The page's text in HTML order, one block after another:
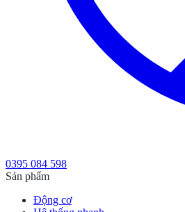
0395 084 598
Sản phẩm
Động cơ